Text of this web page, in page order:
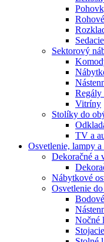
Sektorový
Regály
Vitríny
Stolíky do
TV a
Osvetlenie, lampy a
Dekoračné a
Nábytkové
Osvetlenie
Nočné